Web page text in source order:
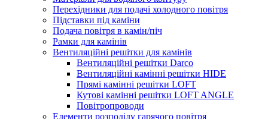
Перехідники для подачі холодного повітря
Підставки під каміни
Подача повітря в камін/піч
Рамки для камінів
Вентиляційні решітки для камінів
Вентиляційні решітки Darco
Вентиляційні камінні решітки HIDE
Прямі камінні решітки LOFT
Кутові камінні решітки LOFT ANGLE
Повітропроводи
Елементи розподілу гарячого повітря